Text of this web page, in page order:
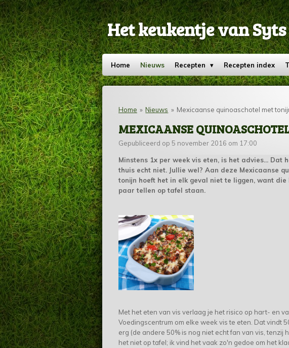
Ga
direct
naar
de
hoofdinhoud
Het keukentje van Syts
Home Nieuws Recepten Recepten index
Home » Nieuws » Mexicaanse quinoaschotel met
MEXICAANSE
Gepubliceerd op 5 november 2016 om 17:00
Minstens 1x per week vis eten, is het advies... Dat
thuis echt niet. Jullie wel? Aan deze Mexicaanse
tonijn hoeft het in elk geval niet te liggen, want die
paar tellen op tafel staan.
Met het eten van vis verlaag je het risico op hart- en
Voedingscentrum om elke week vis te eten. Dat vindt
erg (de andere 50% is nog niet echt fan van vis, tenzij
het niet op tafel; ik vind het vaak zo'n gedoe om het